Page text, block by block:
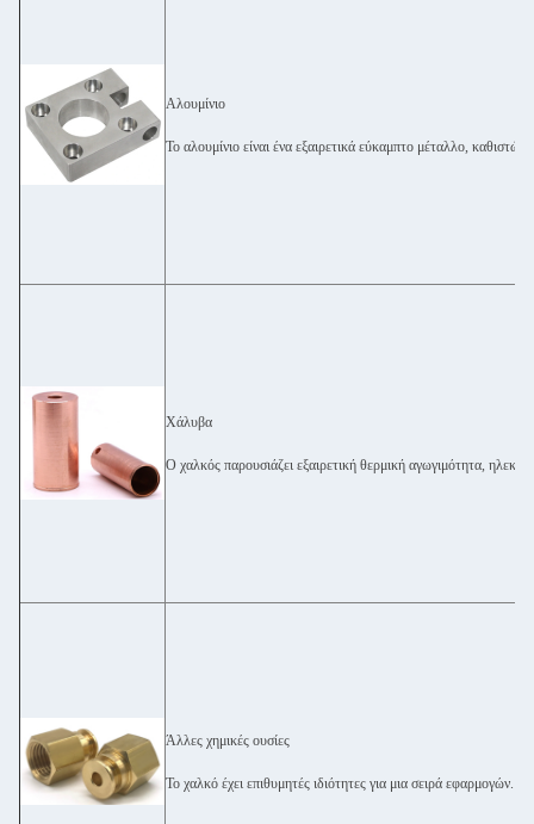
Αλουμίνιο
Το αλουμίνιο είναι ένα εξαιρετικά εύκαμπτο μέταλλο,
Χάλυβα
Ο χαλκός παρουσιάζει εξαιρετική θερμική αγωγιμότητα,
Άλλες χημικές ουσίες
Το χαλκό έχει επιθυμητές ιδιότητες για μια σειρά εφαρμογών.